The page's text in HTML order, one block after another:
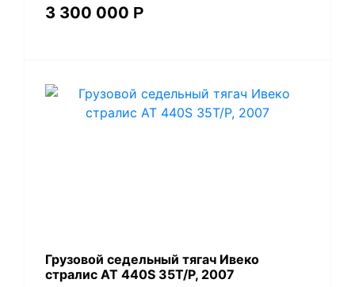
3 300 000 Р
Грузовой седельный тягач Ивеко
стралис АТ 440S 35T/P, 2007